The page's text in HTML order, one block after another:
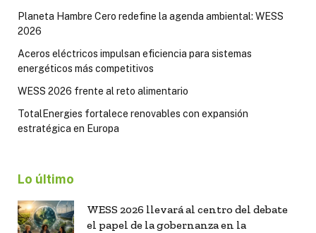
Planeta Hambre Cero redefine la agenda ambiental: WESS
2026
Aceros eléctricos impulsan eficiencia para sistemas
energéticos más competitivos
WESS 2026 frente al reto alimentario
TotalEnergies fortalece renovables con expansión
estratégica en Europa
Lo último
WESS 2026 llevará al centro del debate
el papel de la gobernanza en la